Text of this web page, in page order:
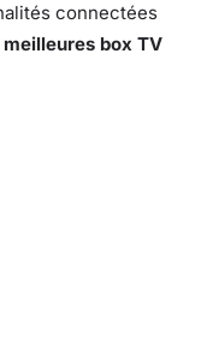
connectées
meilleures box TV